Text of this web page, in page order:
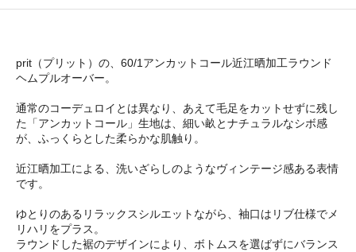
prit（プリット）の、60/1アンカットコール近江晒加工ラウンド
ヘムプルオーバー。
通常のコーデュロイとは異なり、あえて毛足をカットせずに残し
た「アンカットコール」生地は、細い畝とナチュラルなシボ感
が、ふっくらとした柔らかな肌触り。
近江晒加工による、洗いざらしのようなヴィンテージ感ある表情
です。
ゆとりのあるリラックスシルエットながら、袖口はリブ仕様でメ
リハリをプラス。
ラウンドした裾のデザインにより、ボトムスを選ばずにバランス